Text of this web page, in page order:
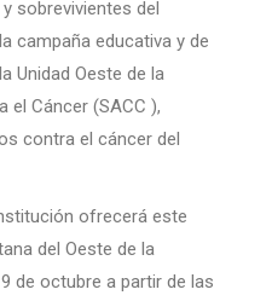
sobrevivientes del
campaña educativa y de
Unidad Oeste de la
el Cáncer (SACC ),
contra el cáncer del
ofrecerá este
del Oeste de la
de octubre a partir de las